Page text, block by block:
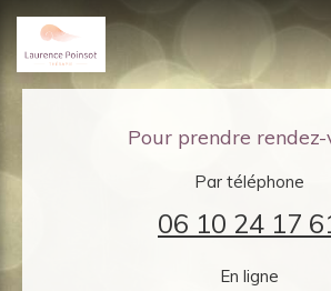
Pour prendre rendez-
Par téléphone
06 10 24 17
En ligne